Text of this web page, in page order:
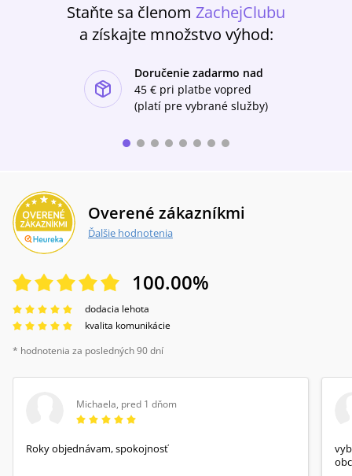
Staňte sa členom ZachejClubu
a získajte množstvo výhod:
Doručenie zadarmo nad
45 € pri platbe vopred
(platí pre vybrané služby)
Overené zákazníkmi
Ďalšie hodnotenia
100.00%
dodacia lehota
kvalita komunikácie
* hodnotenia za posledných 90 dní
Michaela, pred 1 dňom
Roky objednávam, spokojnosť